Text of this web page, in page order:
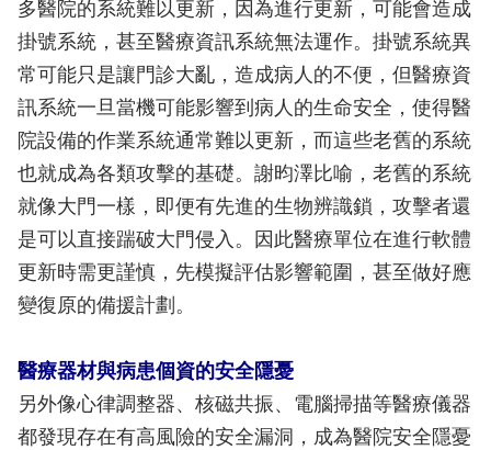
多醫院的系統難以更新，因為進行更新，可能會造成
掛號系統，甚至醫療資訊系統無法運作。掛號系統異
常可能只是讓門診大亂，造成病人的不便，但醫療資
訊系統一旦當機可能影響到病人的生命安全，使得醫
院設備的作業系統通常難以更新，而這些老舊的系統
也就成為各類攻擊的基礎。謝昀澤比喻，老舊的系統
就像大門一樣，即便有先進的生物辨識鎖，攻擊者還
是可以直接踹破大門侵入。因此醫療單位在進行軟體
更新時需更謹慎，先模擬評估影響範圍，甚至做好應
變復原的備援計劃。
醫療器材與病患個資的安全隱憂
另外像心律調整器、核磁共振、電腦掃描等醫療儀器
都發現存在有高風險的安全漏洞，成為醫院安全隱憂